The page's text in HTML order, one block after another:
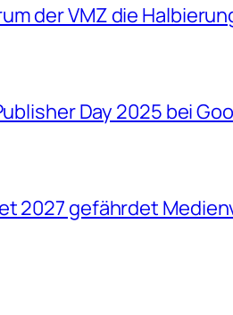
der VMZ die
Day 2025 bei
2027 gefährdet